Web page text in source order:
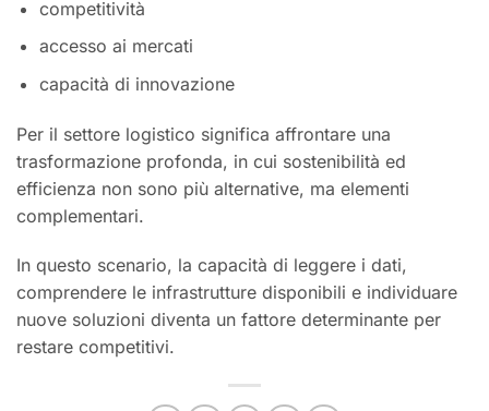
competitività
accesso ai mercati
capacità di innovazione
Per il settore logistico significa affrontare una
trasformazione profonda, in cui sostenibilità ed
efficienza non sono più alternative, ma elementi
complementari.
In questo scenario, la capacità di leggere i dati,
comprendere le infrastrutture disponibili e individuare
nuove soluzioni diventa un fattore determinante per
restare competitivi.